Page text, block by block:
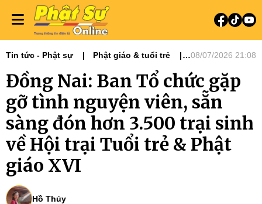
Tin tức - Phật sự
Phật giáo & tuổi trẻ
Tiêu điểm
08/07/2026 21:08
Đồng Nai: Ban Tổ chức gặp
gỡ tình nguyện viên, sẵn
sàng đón hơn 3.500 trại sinh
về Hội trại Tuổi trẻ & Phật
giáo XVI
Hồ Thủy